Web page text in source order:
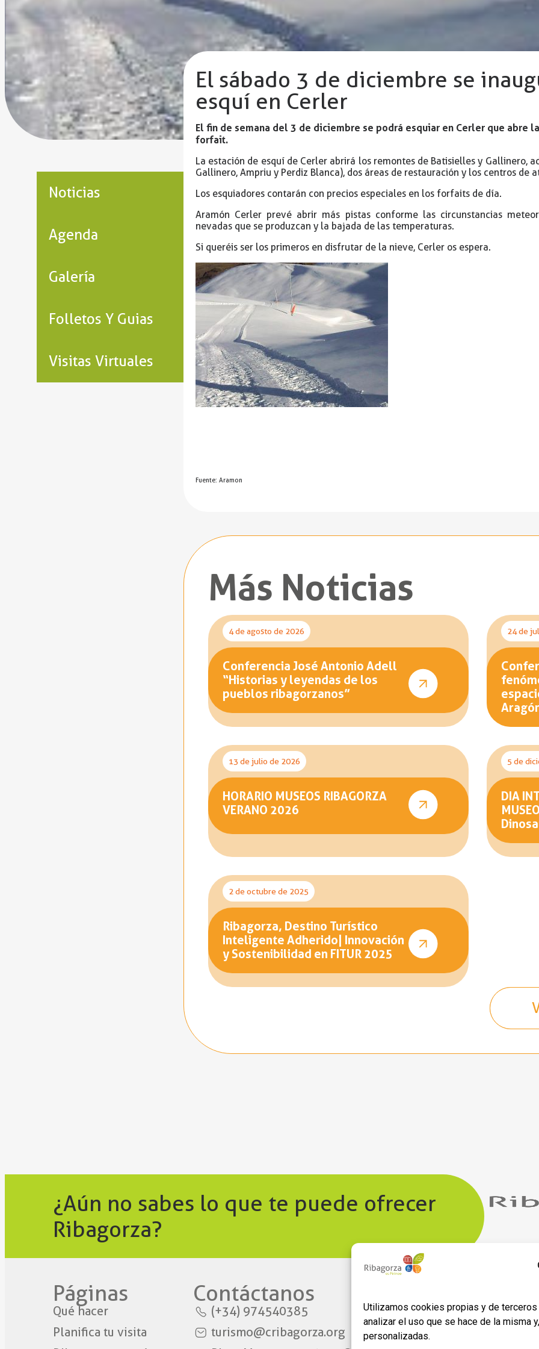
Utilizamos cookies propias y de
analizar el uso que se hace de la misma
personalizadas.
Noticias
Agenda
Galería
Folletos Y Guias
Visitas Virtuales
El sábado 3 de diciembre se
esquí en Cerler
El fin de semana del 3 de diciembre se podrá esquiar en Cerler que abre
forfait.
La estación de esquí de Cerler abrirá los remontes de Batisielles y Gallinero,
Gallinero, Ampriu y Perdiz Blanca), dos áreas de restauración y los centros de
Los esquiadores contarán con precios especiales en los forfaits de día.
Aramón Cerler prevé abrir más pistas conforme las circunstancias
nevadas que se produzcan y la bajada de las temperaturas.
Si queréis ser los primeros en disfrutar de la nieve, Cerler os espera.
Fuente: Aramon
Más Noticias
4 de agosto de 2026
Conferencia José Antonio Adell
“Historias y leyendas de los
pueblos ribagorzanos”
24 de
13 de julio de 2026
HORARIO MUSEOS RIBAGORZA
VERANO 2026
5 de
DIA
2 de octubre de 2025
Ribagorza, Destino Turístico
Inteligente Adherido| Innovación
y Sostenibilidad en FITUR 2025
¿Aún no sabes lo que te puede ofrecer
Ribagorza?
Páginas
Qué hacer
Planifica tu visita
Contáctanos​
(+34) 974540385
turismo@cribagorza.org
Aviso legal
Política de privacidad